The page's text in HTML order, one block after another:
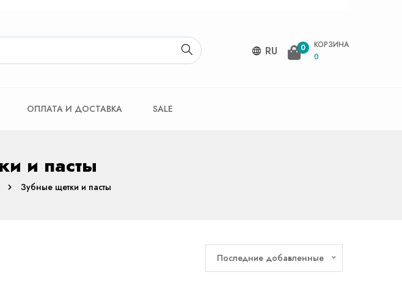
RU 0
КОРЗИНА
0
ОПЛАТА И ДОСТАВКА SALE
и пасты
Зубные щетки и пасты
Последние добавленные